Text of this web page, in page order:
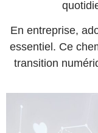
En entreprise,
essentiel. Ce
transition